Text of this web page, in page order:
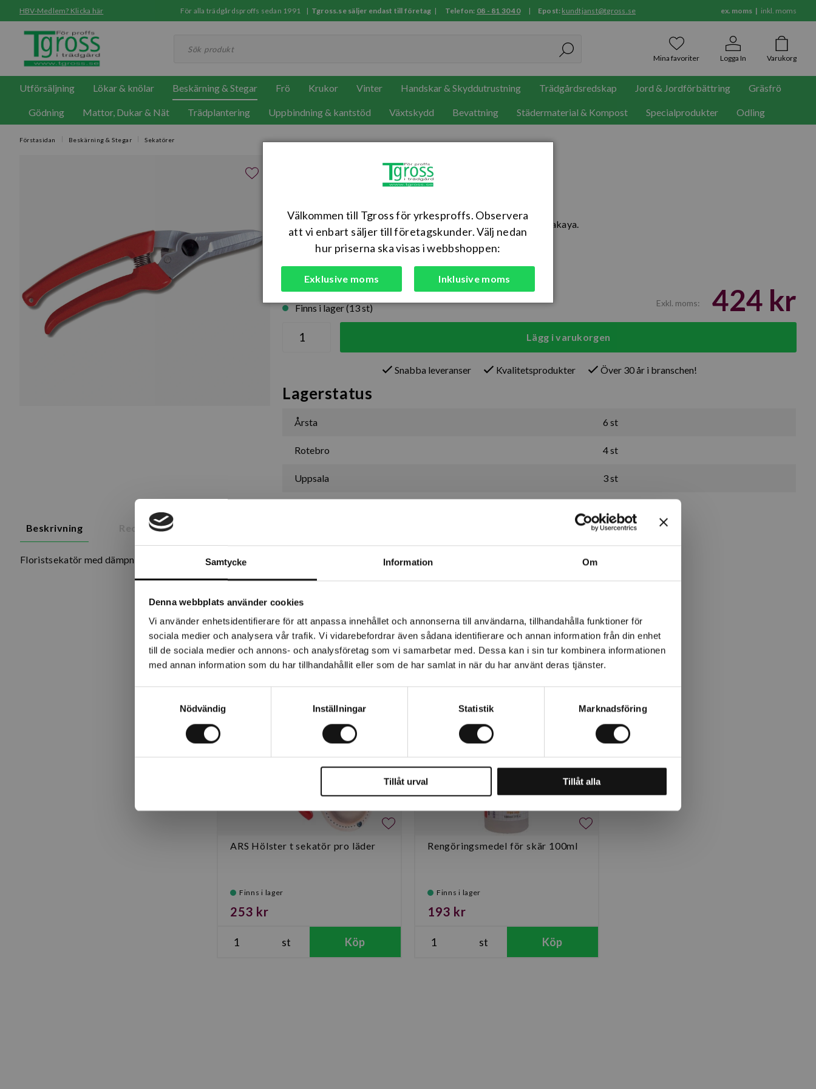
Samtycke Information Om
Denna webbplats använder cookies
Vi använder enhetsidentifierare för att anpassa innehållet och annonserna till användarna, tillhandahålla funktioner för
sociala medier och analysera vår trafik. Vi vidarebefordrar även sådana identifierare och annan information från din enhet
till de sociala medier och annons- och analysföretag som vi samarbetar med. Dessa kan i sin tur kombinera informationen
med annan information som du har tillhandahållit eller som de har samlat in när du har använt deras tjänster.
Nödvändig
Inställningar Statistik Marknadsföring
Tillåt urval Tillåt alla
HBV-Medlem? Klicka här ex. moms inkl. moms
För alla trädgårdsproffs sedan 1991 | Tgross.se säljer endast till företag | Telefon: 08 - 81 30 40| Epost: kundtjanst@tgross.se
Varukorg
Logga In
Mina favoriter
Utförsäljning Lökar & knölar Beskärning & Stegar Frö Krukor Vinter Handskar & Skyddutrustning Trädgårdsredskap Jord & Jordförbättring Gräsfrö
Gödning Mattor, Dukar & Nät Trädplantering Uppbindning & kantstöd Växtskydd Bevattning Städermaterial & Kompost Specialprodukter Odling
Förstasidan Beskärning & Stegar Sekatörer
Floristsekatör med dämpning i mycket hög kvalitet från Ars Nakaya.
Artikelnr: ARS140DX
Finns i lager (13 st) Exkl. moms: 424 kr
Lägg i varukorgen
Snabba leveranser Kvalitetsprodukter Över 30 år i branschen!
Lagerstatus
Årsta 6 st
Rotebro 4 st
Uppsala 3 st
Beskrivning Recensioner
Floristsekatör med dämpning i mycket hög kvalitet från Ars Nakaya.
Relaterade produkter
ARS Hölster t sekatör pro läder
Finns i lager
253 kr
st Köp
Rengöringsmedel för skär 100ml
Finns i lager
193 kr
st Köp
Välkommen till Tgross för yrkesproffs. Observera
att vi enbart säljer till företagskunder. Välj nedan
hur priserna ska visas i webbshoppen:
Exklusive moms Inklusive moms